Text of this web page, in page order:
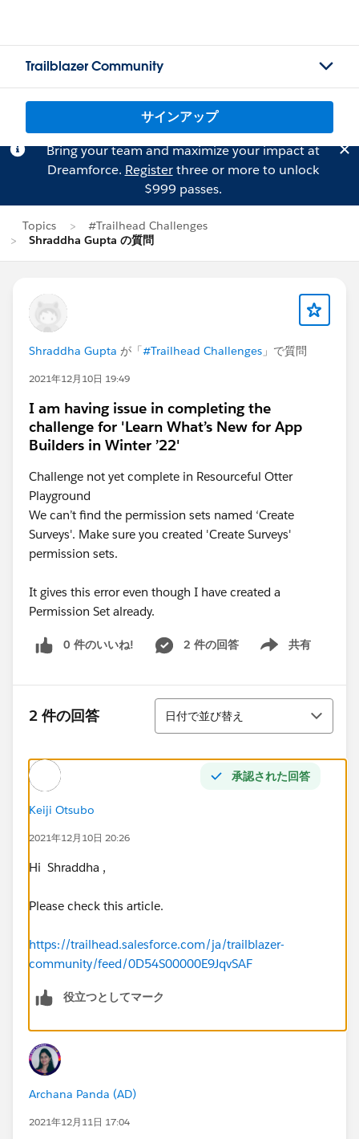
Trailblazer Community
サインアップ
Bring your team and maximize your impact at
Dreamforce. Registerthree or more to unlock
$999 passes.
Topics
#Trailhead Challenges
Shraddha Gupta の質問
Shraddha Gupta が「#Trailhead Challenges 」で質問
2021年12月10日 19:49
I am having issue in completing the
challenge for 'Learn What’s New for App
Builders in Winter ’22'
Challenge not yet complete in Resourceful Otter
Playground
We can’t find the permission sets named ‘Create
Surveys'. Make sure you created 'Create Surveys'
permission sets.
It gives this error even though I have created a
Permission Set already.
0 件のいいね! 2 件の回答 共有
Show menu
2 件の回答
並び替え
日付で並び替え
承認された回答
Keiji Otsubo
2021年12月10日 20:26
Hi Shraddha ,
Please check this article.
https://trailhead.salesforce.com/ja/trailblazer-
community/feed/0D54S00000E9JqvSAF
役立つとしてマーク
Archana Panda (AD)
2021年12月11日 17:04